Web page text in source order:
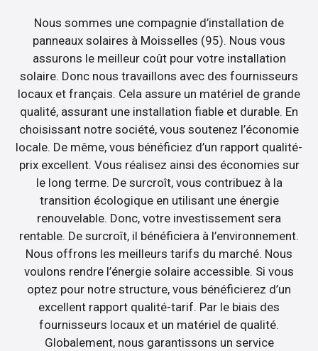
Nous sommes une compagnie d’installation de
panneaux solaires à Moisselles (95). Nous vous
assurons le meilleur coût pour votre installation
solaire. Donc nous travaillons avec des fournisseurs
locaux et français. Cela assure un matériel de grande
qualité, assurant une installation fiable et durable. En
choisissant notre société, vous soutenez l’économie
locale. De même, vous bénéficiez d’un rapport qualité-
prix excellent. Vous réalisez ainsi des économies sur
le long terme. De surcroît, vous contribuez à la
transition écologique en utilisant une énergie
renouvelable. Donc, votre investissement sera
rentable. De surcroît, il bénéficiera à l’environnement.
Nous offrons les meilleurs tarifs du marché. Nous
voulons rendre l’énergie solaire accessible. Si vous
optez pour notre structure, vous bénéficierez d’un
excellent rapport qualité-tarif. Par le biais des
fournisseurs locaux et un matériel de qualité.
Globalement, nous garantissons un service